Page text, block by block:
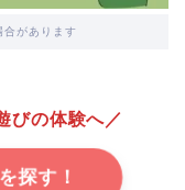
合があります
びの体験へ／
探す！